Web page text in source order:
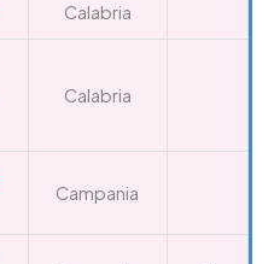
Calabria
Calabria
Campania